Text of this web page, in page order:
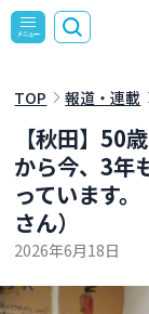
TOP 報道・連載
【秋田】50
から今、3年
っています
さん）
2026年6月18日